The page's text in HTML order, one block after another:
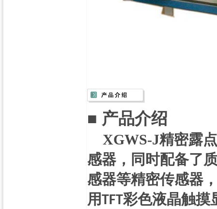
■ 产品介绍
XGWS-J精密露
感器 ，同时配备了
感器等精密传感器
用TFT彩色液晶触摸